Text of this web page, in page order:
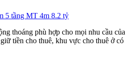
thoáng phù hợp cho mọi nhu cầu của
tiền cho thuê, khu vực cho thuê ở có